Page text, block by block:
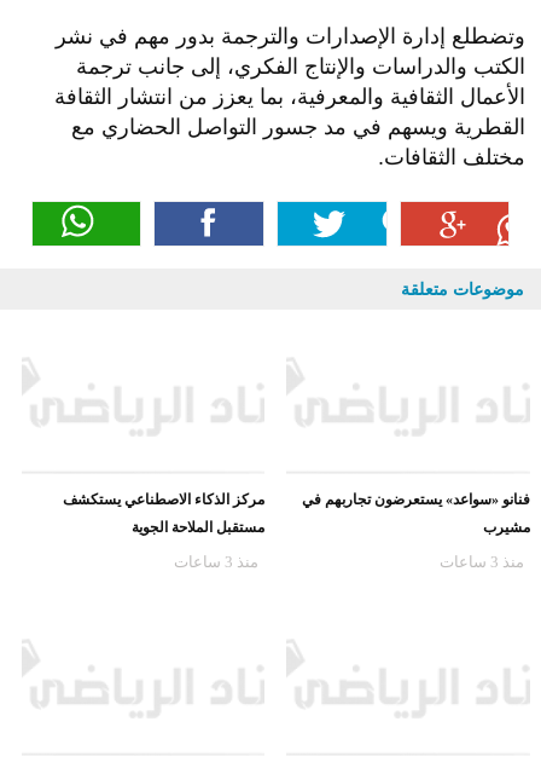
وتضطلع إدارة الإصدارات والترجمة بدور مهم في نشر
الكتب والدراسات والإنتاج الفكري، إلى جانب ترجمة
الأعمال الثقافية والمعرفية، بما يعزز من انتشار الثقافة
القطرية ويسهم في مد جسور التواصل الحضاري مع
مختلف الثقافات.
موضوعات متعلقة
فنانو «سواعد» يستعرضون تجاربهم في
مشيرب
منذ 3 ساعات
مركز الذكاء الاصطناعي يستكشف
مستقبل الملاحة الجوية
منذ 3 ساعات